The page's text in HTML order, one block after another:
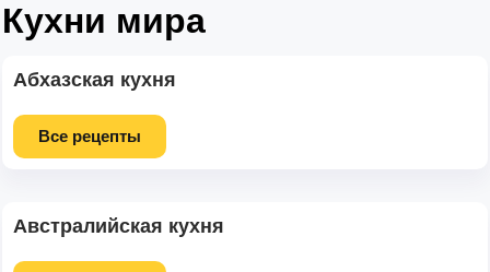
Кухни мира
Абхазская кухня
Все рецепты
Австралийская кухня